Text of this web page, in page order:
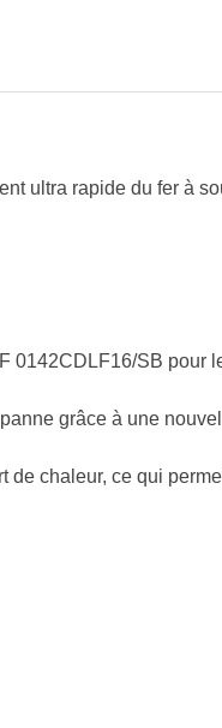
ultra rapide du fer à
0142CDLF16/SB pour
grâce à une
chaleur, ce qui